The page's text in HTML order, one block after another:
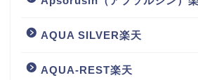
AQUA SILVER楽天
AQUA-REST楽天